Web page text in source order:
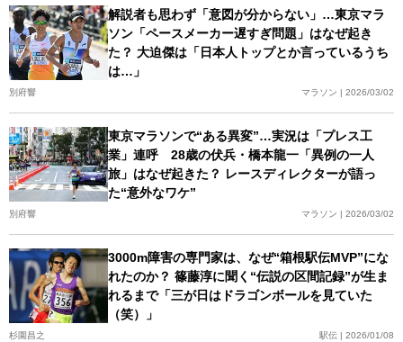
解説者も思わず「意図が分からない」…東京マラ
ソン「ペースメーカー遅すぎ問題」はなぜ起き
た？ 大迫傑は「日本人トップとか言っているうち
は…」
別府響 マラソン | 2026/03/02
東京マラソンで“ある異変”…実況は「プレス工
業」連呼 28歳の伏兵・橋本龍一「異例の一人
旅」はなぜ起きた？ レースディレクターが語っ
た“意外なワケ”
別府響 マラソン | 2026/03/02
3000m障害の専門家は、なぜ“箱根駅伝MVP”にな
れたのか？ 篠藤淳に聞く“伝説の区間記録”が生ま
れるまで「三が日はドラゴンボールを見ていた
（笑）」
杉園昌之 駅伝 | 2026/01/08